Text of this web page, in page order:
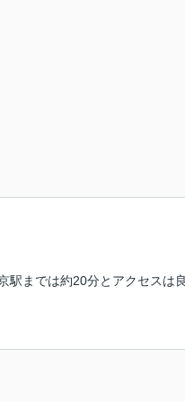
までは約20分とアクセスは良